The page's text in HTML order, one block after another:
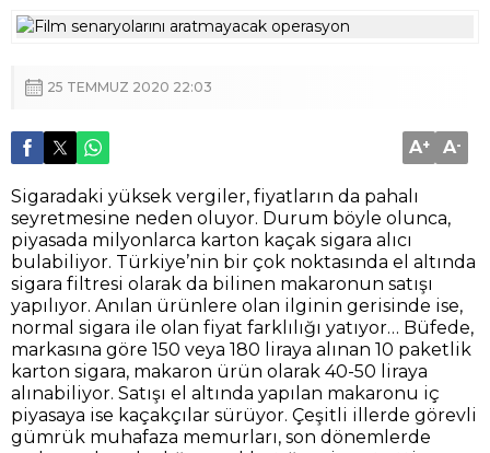
25 TEMMUZ 2020 22:03
A+ A-
Sigaradaki yüksek vergiler, fiyatların da pahalı
seyretmesine neden oluyor. Durum böyle olunca,
piyasada milyonlarca karton kaçak sigara alıcı
bulabiliyor. Türkiye’nin bir çok noktasında el altında
sigara filtresi olarak da bilinen makaronun satışı
yapılıyor. Anılan ürünlere olan ilginin gerisinde ise,
normal sigara ile olan fiyat farklılığı yatıyor… Büfede,
markasına göre 150 veya 180 liraya alınan 10 paketlik
karton sigara, makaron ürün olarak 40-50 liraya
alınabiliyor. Satışı el altında yapılan makaronu iç
piyasaya ise kaçakçılar sürüyor. Çeşitli illerde görevli
gümrük muhafaza memurları, son dönemlerde